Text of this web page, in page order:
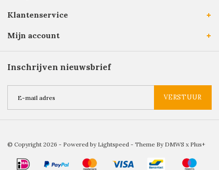
Klantenservice
Mijn account
Inschrijven nieuwsbrief
VERSTUUR
© Copyright 2026 - Powered by Lightspeed - Theme By DMWS x Plus+